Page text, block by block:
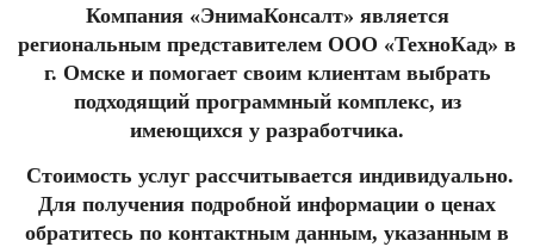
Компания «ЭнимаКонсалт» является
региональным представителем ООО «ТехноКад» в
г. Омске и помогает своим клиентам выбрать
подходящий программный комплекс, из
имеющихся у разработчика.
Стоимость услуг рассчитывается индивидуально.
Для получения подробной информации о ценах
обратитесь по контактным данным, указанным в